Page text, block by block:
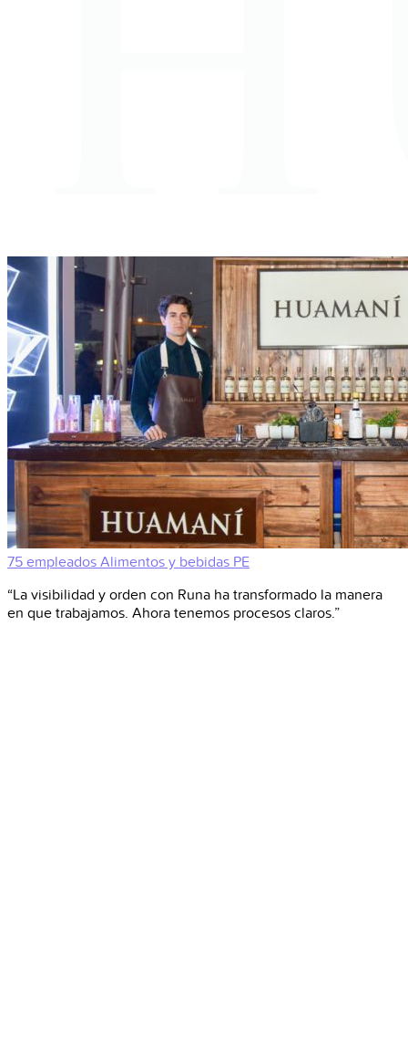
75 empleados Alimentos y bebidas PE
“La visibilidad y orden con Runa ha transformado la manera
en que trabajamos. Ahora tenemos procesos claros.”